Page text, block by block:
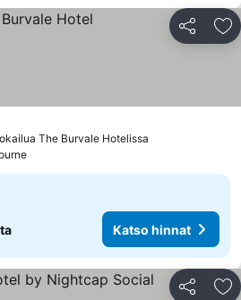
Jaa
The Burvale Hotelissa
Katso hinnat
Jaa